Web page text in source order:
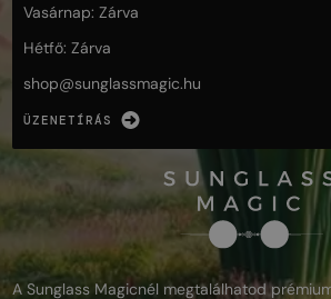
Vasárnap: Zárva
Hétfő: Zárva
shop@sunglassmagic.hu
ÜZENETÍRÁS
A Sunglass Magicnél megtalálhatod